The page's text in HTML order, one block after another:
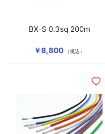
￥8,800 （税込）
BX-S 0.3sq 200m
ほ